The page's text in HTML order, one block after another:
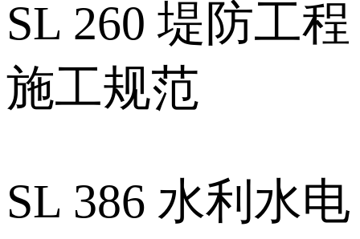
SL 260 堤防工程
施工规范
SL 386 水利水电